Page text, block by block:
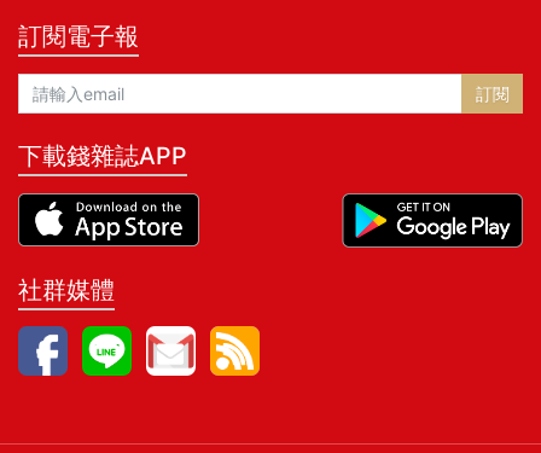
訂閱電子報
訂閱
下載錢雜誌APP
社群媒體